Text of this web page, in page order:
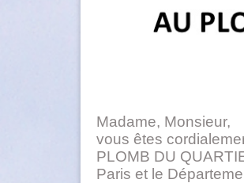
Madame, Monsieur,
vous êtes
PLOMB DU
Paris et le